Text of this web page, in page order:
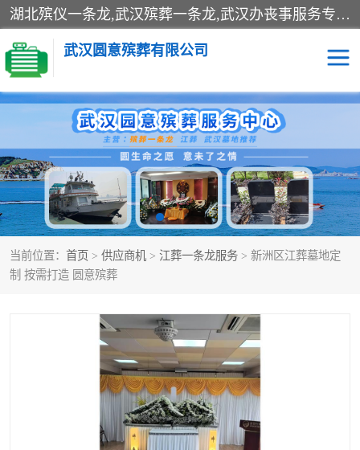
湖北殡仪一条龙,武汉殡葬一条龙,武汉办丧事服务专理红白佛事、病人临终关怀、医院或家中老人去世穿寿衣、灵车遗体接运、殡仪馆告别厅预约、办理火葬场手续、民俗丧事策划、遗体告别仪式、民俗礼仪服务、殡葬礼仪策划、陵园墓位导购、寺庙塔位择吉、往生功德策划、民俗功德策划、异地殡葬礼仪服务、异地骨灰接送返乡
武汉圆意殡葬有限公司
当前位置： 首页 > 供应商机 > 江葬一条龙服务 > 新洲区江葬墓地定
制 按需打造 圆意殡葬
殡葬一条龙服务 江葬一条龙服务
武汉锦辉天堂文化园 仙鹤湖湿地公园
长乐园陵园 万福净土陵园
武汉市阳逻九龙宫陵园 石门峰人文纪念园